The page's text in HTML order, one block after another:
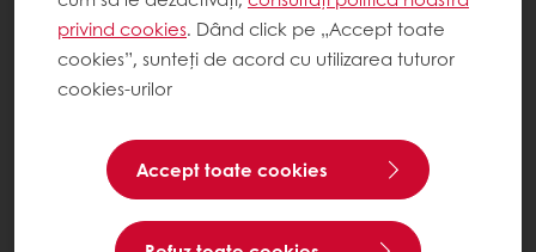
privind cookies. Dând click pe „Accept toate
cookies”, sunteți de acord cu utilizarea tuturor
cookies-urilor
Accept toate cookies